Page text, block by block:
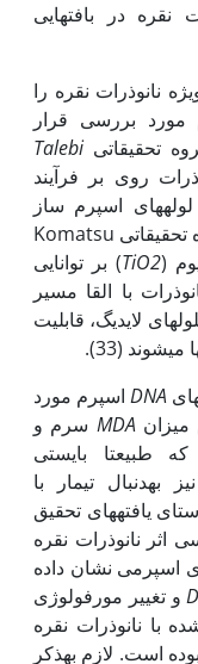
نقره در بافت‏هایی
نانوذرات نقره را
مورد بررسی قرار
تحقیقاتی Talebi
روی بر فرآیند
اسپرم ساز
موش مشاهده گردید (26). همچنین گروه تحقیقاتی Komatsu
(
TiO2) بر توانایی
با القا مسیر
لایدیگ، قابلیت
(33).
DNAاسپرم مورد
میزانMDA سرم و
طبیعتا بایستی
به‏دنبال تیمار با
یافته‏های تحقیق
نانوذرات نقره
اسپرمی نشان داده
و تغییر مورفولوژی
با نانوذرات نقره
است. لازم به‏ذکر